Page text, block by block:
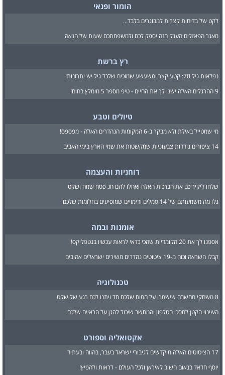
הומור ופנאי
לקט של בדיחות קצרות למבוגרים בלבד...
מאגר הפאזלים הענק הזה יספק לכם ולמשפחתכם שעות של הנאה
רץ ברשת
נפלאות גיל 70: קטע קצר ומשעשע שמוכיח שלכל גיל יש יתרונות!
9 ההרגלים האלה ישנו לך את החיים - טיפ מספר 5 מומלץ בחום!
טיולים וטבע
מי שמטייל באילת ולא מבקר ב-6 המקומות הנהדרים האלה - מפספס!
14 ציפורים נודדות צבעוניות שמקשטות את שמי הארץ בימי האביב
רוחניות והעצמה
שלחו ליקיריכם את הברכות האלה ואחלו להם חג פסח שמח ושקט
גלו מה משמעותם של 14 סמלים ודימויים שמופיעים בחלומות שלכם
אומנות ובמה
אספנו לך את 20 הקומדיות שהכי כדאי לראות עכשיו בנטפליקס!
קבלו השראה וכוח מ-19 ציטוטים נהדרים משירים ישראלים אהובים
טכנולוגיה
8 משחקי מחשבה שישמרו על המוח שלכם חד ויתנו לכם רגע של שקט
השינוי הקטן למסכי הטלפון והמחשב שיכול להגן על הראייה שלכם
אקטואליה וספורט
17 הציטוטים האלה מוקדשים לגיבורי ישראל בעבר, בהווה ובעתיד
יוסף חדאד בנאום חשוב לאיראן ולכל העולם - לראות ולהפיץ!